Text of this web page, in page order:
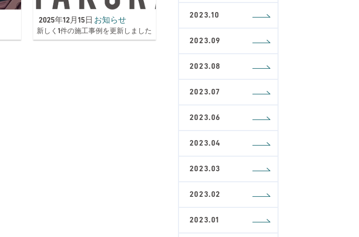
2025年12月15日 お知らせ
新しく1件の施工事例を更新しました
2023.10
2023.09
2023.08
2023.07
2023.06
2023.04
2023.03
2023.02
2023.01